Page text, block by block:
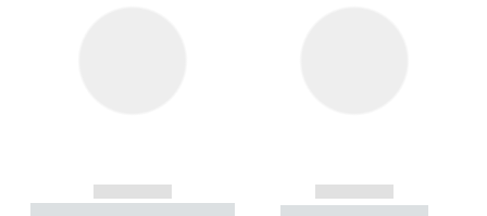
------------
----------- ----------- --------
------------
----------- -----------